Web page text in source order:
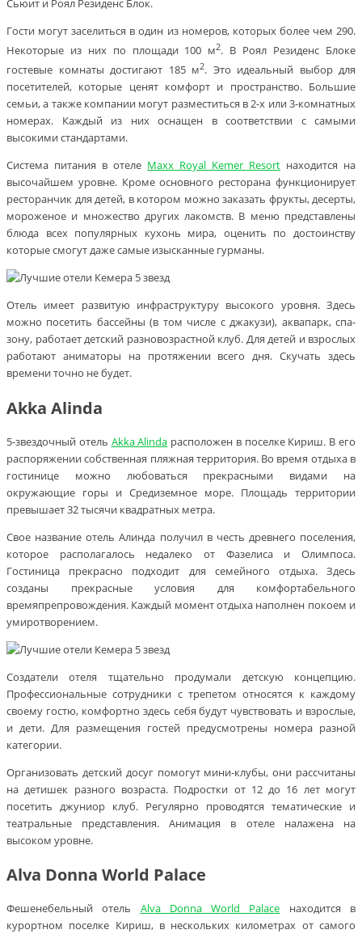
Сьюит и Роял Резиденс Блок.
Гости могут заселиться в один из номеров, которых более чем 290.
Некоторые из них по площади 100 м2. В Роял Резиденс Блоке
гостевые комнаты достигают 185 м2. Это идеальный выбор для
посетителей, которые ценят комфорт и пространство. Большие
семьи, а также компании могут разместиться в 2-х или 3-комнатных
номерах. Каждый из них оснащен в соответствии с самыми
высокими стандартами.
Система питания в отеле Maxx Royal Kemer Resort находится на
высочайшем уровне. Кроме основного ресторана функционирует
ресторанчик для детей, в котором можно заказать фрукты, десерты,
мороженое и множество других лакомств. В меню представлены
блюда всех популярных кухонь мира, оценить по достоинству
которые смогут даже самые изысканные гурманы.
Отель имеет развитую инфраструктуру высокого уровня. Здесь
можно посетить бассейны (в том числе с джакузи), аквапарк, спа-
зону, работает детский разновозрастной клуб. Для детей и взрослых
работают аниматоры на протяжении всего дня. Скучать здесь
времени точно не будет.
Akka Alinda
5-звездочный отель Akka Alinda расположен в поселке Кириш. В его
распоряжении собственная пляжная территория. Во время отдыха в
гостинице можно любоваться прекрасными видами на
окружающие горы и Средиземное море. Площадь территории
превышает 32 тысячи квадратных метра.
Свое название отель Алинда получил в честь древнего поселения,
которое располагалось недалеко от Фазелиса и Олимпоса.
Гостиница прекрасно подходит для семейного отдыха. Здесь
созданы прекрасные условия для комфортабельного
времяпрепровождения. Каждый момент отдыха наполнен покоем и
умиротворением.
Создатели отеля тщательно продумали детскую концепцию.
Профессиональные сотрудники с трепетом относятся к каждому
своему гостю, комфортно здесь себя будут чувствовать и взрослые,
и дети. Для размещения гостей предусмотрены номера разной
категории.
Организовать детский досуг помогут мини-клубы, они рассчитаны
на детишек разного возраста. Подростки от 12 до 16 лет могут
посетить джуниор клуб. Регулярно проводятся тематические и
театральные представления. Анимация в отеле налажена на
высоком уровне.
Alva Donna World Palace
Фешенебельный отель Alva Donna World Palace находится в
курортном поселке Кириш, в нескольких километрах от самого